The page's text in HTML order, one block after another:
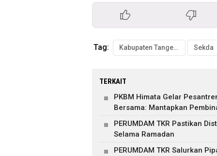
Tag: Kabupaten Tangerang Sekda
TERKAIT
PKBM Himata Gelar
Bersama: Mantapkan
PERUMDAM TKR Pastikan
Selama Ramadan
PERUMDAM TKR Salurkan